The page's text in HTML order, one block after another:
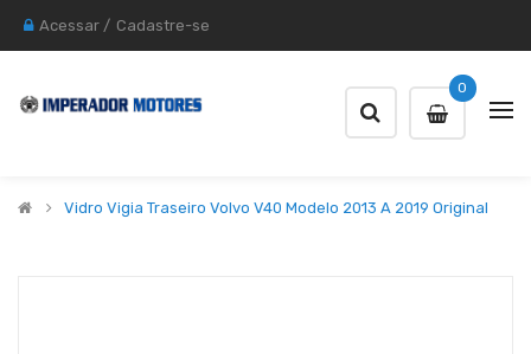
Acessar / Cadastre-se
0
Vidro Vigia Traseiro Volvo V40 Modelo 2013 A 2019 Original